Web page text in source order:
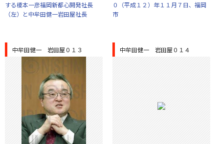
する榎本一彦福岡新都心開発社長
（左）と中牟田健一岩田屋社長
０（平成１２）年１１月７日、福岡
市
中牟田健一 岩田屋０１３ 中牟田健一 岩田屋０１４